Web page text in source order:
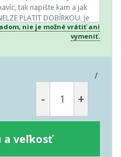
nie je možné vrátiť ani
vymeniť.
/
- +
a veľkosť